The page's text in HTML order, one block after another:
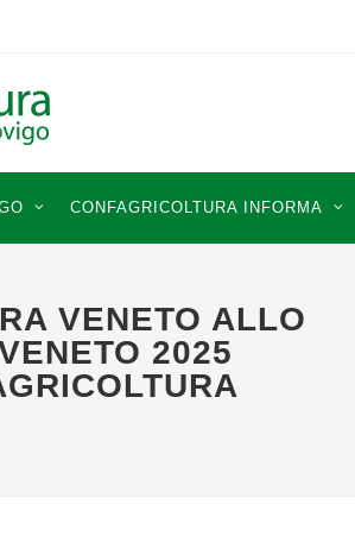
CONFAGRICOLTURA INFORMA
VENETO ALLO
2025